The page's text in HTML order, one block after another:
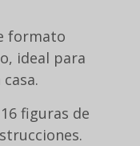
formato
ideal para
figuras de